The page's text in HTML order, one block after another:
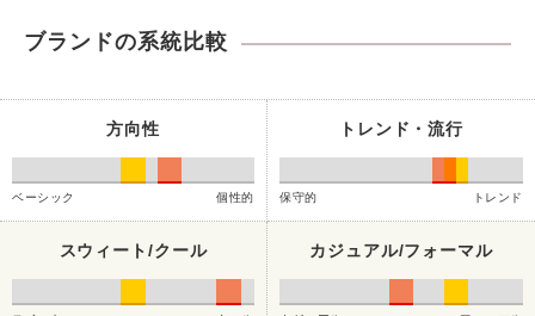
ブランドの系統比較
方向性
ベーシック 個性的
トレンド・流行
保守的 トレンド
スウィート/クール カジュアル/フォーマル